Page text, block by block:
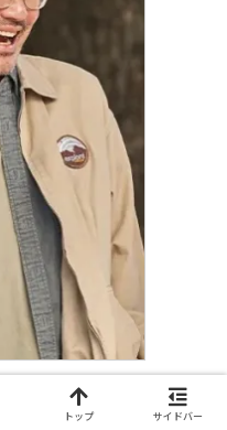
チェ・ムイン
トップ サイドバー